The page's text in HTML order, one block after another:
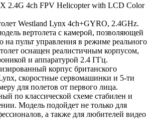
2.4G 4ch FPV Helicopter with LCD Color
Westland Lynx 4ch+GYRO, 2.4GHz.
вертолета с камерой, позволяющей
на пульт управления в режиме реального
оснащен реалистичным корпусом,
и аппаратурой 2.4 ГГц.
корпус британского
скоростные сервомашинки и 5-ти
для полетов от первого лица.
по классической схеме стабилен и
Модель подойдет не только для
а также для любителей видео